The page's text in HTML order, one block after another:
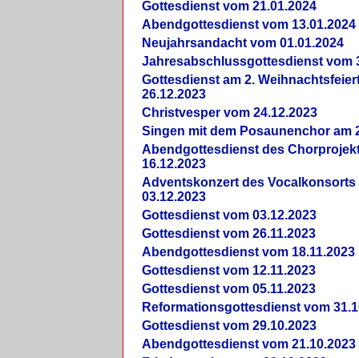
Gottesdienst vom 21.01.2024
Abendgottesdienst vom 13.01.2024
Neujahrsandacht vom 01.01.2024
Jahresabschlussgottesdienst vom
Gottesdienst am 2.
26.12.2023
Christvesper vom 24.12.2023
Singen mit dem Posaunenchor am
Abendgottesdienst des
16.12.2023
Adventskonzert des Vocalkonsorts
03.12.2023
Gottesdienst vom 03.12.2023
Gottesdienst vom 26.11.2023
Abendgottesdienst vom 18.11.2023
Gottesdienst vom 12.11.2023
Gottesdienst vom 05.11.2023
Reformationsgottesdienst vom
Gottesdienst vom 29.10.2023
Abendgottesdienst vom 21.10.2023